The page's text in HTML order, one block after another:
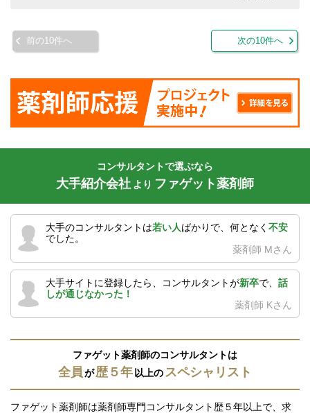
前の10件へ 次の10件へ
コンサルタントで選ぶなら
大手紹介会社 より ファゲット薬剤師
大手のコンサルタントは若い人ばかりで、何となく 不安
でした。
薬剤師 Mさん
大手サイトに登録したら、コンサルタントが新卒で、 話
しが通じなかった！
薬剤師 Kさん
ファゲット薬剤師のコンサルタントは
全員が歴５年 以上の スペシャリスト
ファゲット薬剤師は薬剤師専門コンサルタント歴５年以上で、求